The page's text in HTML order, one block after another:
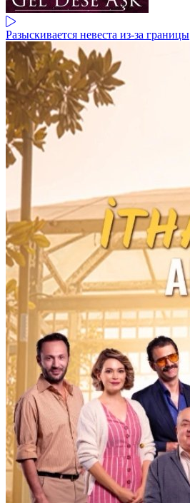
Разыскивается невеста из-за границы